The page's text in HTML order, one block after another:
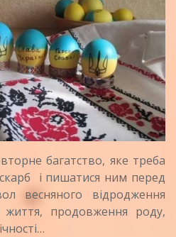
багатство, яке треба
і пишатися ним перед
весняного відродження
продовження роду,